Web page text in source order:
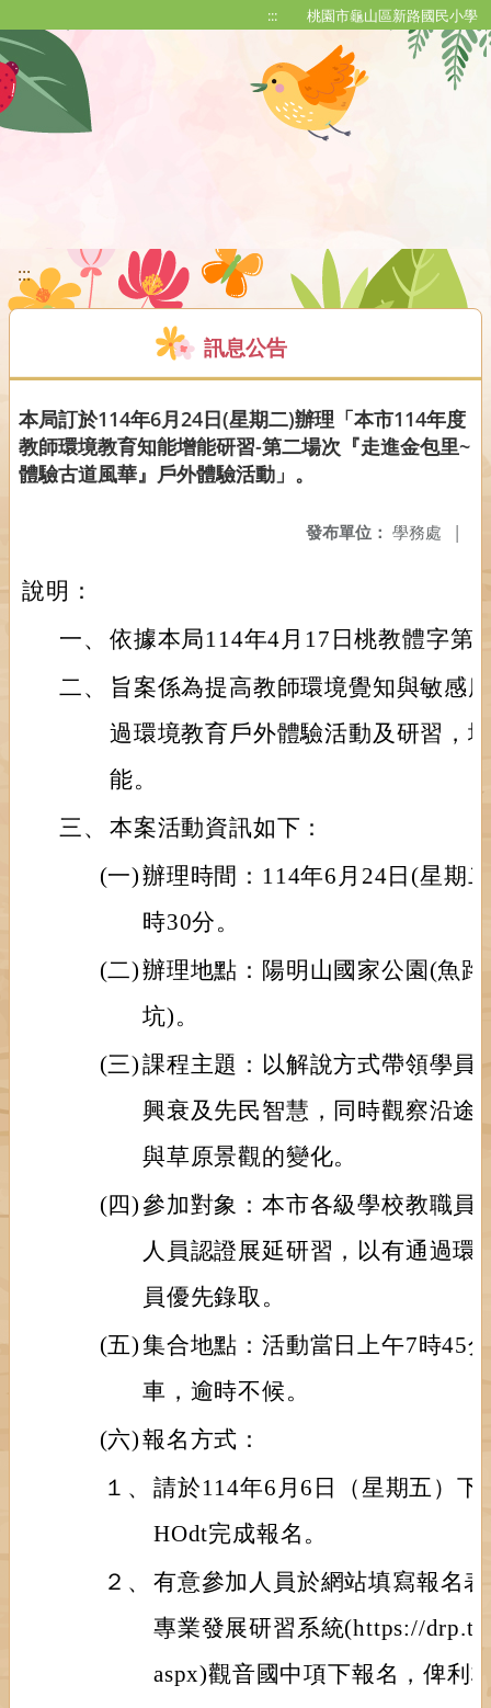
::: 桃園市龜山區新路國民小學
:::
訊息公告
本局訂於114年6月24日(星期二)辦理「本市114年度
教師環境教育知能增能研習-第二場次『走進金包里~
體驗古道風華』戶外體驗活動」。
發布單位： 學務處 |
說明：
一、 依據本局114年4月17日桃教體字第
二、
旨案係為提高教師環境覺知與敏感
過環境教育戶外體驗活動及研習，
能。
三、 本案活動資訊如下：
(一)辦理時間：114年6月24日(星期
時30分。
(二)辦理地點：陽明山國家公園(魚
坑)。
(三)課程主題：以解說方式帶領學員
興衰及先民智慧，同時觀察沿途
與草原景觀的變化。
(四)參加對象：本市各級學校教職員
人員認證展延研習，以有通過環
員優先錄取。
(五)集合地點：活動當日上午7時45
車，逾時不候。
(六)報名方式：
１、 請於114年6月6日（星期五）
HOdt完成報名。
２、 有意參加人員於網站填寫報名
專業發展研習系統(https://
aspx)觀音國中項下報名，俾利